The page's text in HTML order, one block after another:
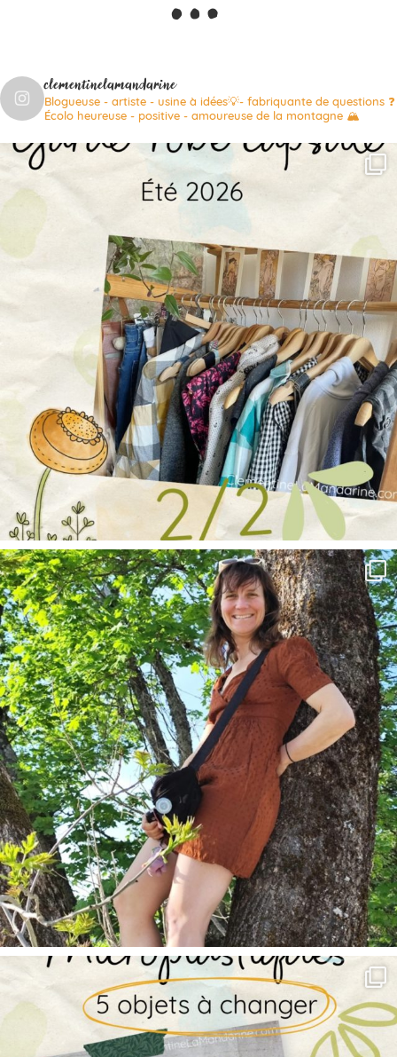
clementinelamandarine
Blogueuse - artiste - usine à idées💡- fabriquante de questions ❓
Écolo heureuse - positive - amoureuse de la montagne 🏔️